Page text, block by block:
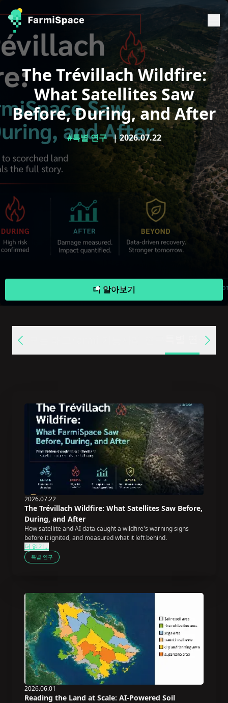
The Trévillach Wildfire:
What Satellites Saw
Before, During, and After
#특별 연구| 2026.07.22
더 알아보기
특별 연구미
2026.07.22
The Trévillach Wildfire: What Satellites Saw Before,
During, and After
How satellite and AI data caught a wildfire's warning signs
before it ignited, and measured what it left behind.
더 읽기...
특별 연구
2026.06.01
Reading the Land at Scale: AI-Powered Soil